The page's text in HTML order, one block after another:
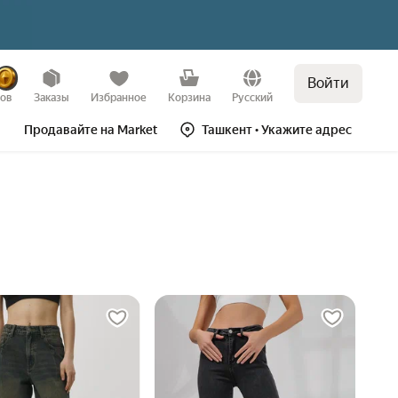
Заказы Избранное Корзина Русский
Войти
Продавайте на Market Ташкент• Укажите адрес